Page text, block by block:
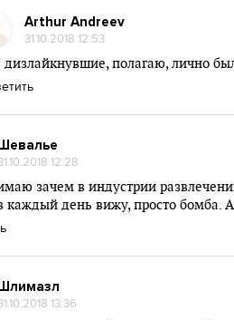
Arthur Andreev
31.10.2018 12:53
дизлайкнувшие, полагаю, лично
12:28
зачем в индустрии
каждый день вижу, просто бомба.
13:36